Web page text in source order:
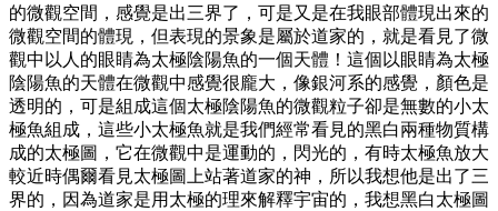
的微觀空間，感覺是出三界了，可是又是在我眼部體現出來的
微觀空間的體現，但表現的景象是屬於道家的，就是看見了微
觀中以人的眼睛為太極陰陽魚的一個天體！這個以眼睛為太極
陰陽魚的天體在微觀中感覺很龐大，像銀河系的感覺，顏色是
透明的，可是組成這個太極陰陽魚的微觀粒子卻是無數的小太
極魚組成，這些小太極魚就是我們經常看見的黑白兩種物質構
成的太極圖，它在微觀中是運動的，閃光的，有時太極魚放大
較近時偶爾看見太極圖上站著道家的神，所以我想他是出了三
界的，因為道家是用太極的理來解釋宇宙的，我想黑白太極圖